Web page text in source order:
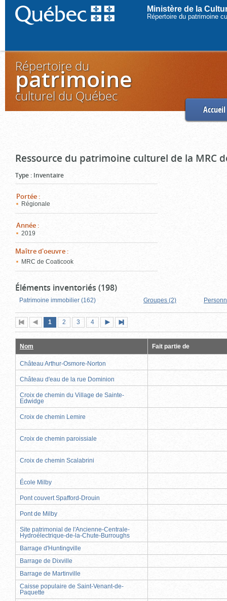
Ministère de la
Répertoire du patrimoine
Répertoire du
patrimoine
culturel du Québec
Accueil
Ressource du patrimoine culturel de la MRC
Type : Inventaire
Portée :
Régionale
Année :
2019
Maître d'oeuvre :
MRC de Coaticook
Éléments inventoriés (198)
Patrimoine immobilier (162) Groupes (2)
Première
page
Page
précédente
Page
1 (page
actuelle)
Page
2 Page
3 Page
4
suivante
page
Nom Fait partie de
Château Arthur-Osmore-Norton
Château d'eau de la rue Dominion
Croix de chemin du Village de Sainte-
Edwidge
Croix de chemin Lemire
Croix de chemin paroissiale
Croix de chemin Scalabrini
École Milby
Pont couvert Spafford-Drouin
Pont de Milby
Site patrimonial de l'Ancienne-Centrale-
Hydroélectrique-de-la-Chute-Burroughs
Barrage d'Huntingville
Barrage de Dixville
Barrage de Martinville
Caisse populaire de Saint-Venant-de-
Paquette